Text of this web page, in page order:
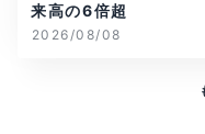
来高の6倍超
2026/08/08